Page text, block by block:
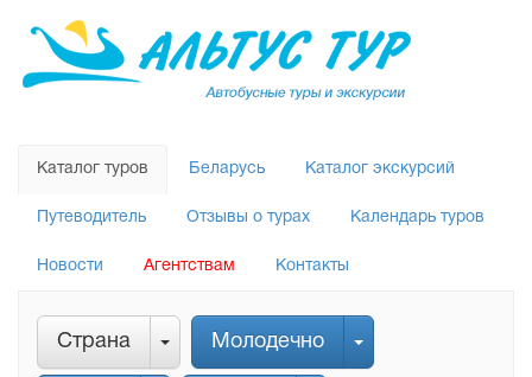
Каталог туров Беларусь Каталог экскурсий
Путеводитель Отзывы о турах Календарь туров
Новости Агентствам Контакты
Страна Молодечно